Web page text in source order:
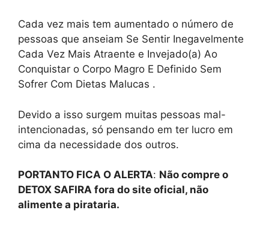
Cada vez mais tem aumentado o número de
pessoas que anseiam Se Sentir Inegavelmente
Cada Vez Mais Atraente e Invejado(a) Ao
Conquistar o Corpo Magro E Definido Sem
Sofrer Com Dietas Malucas .
Devido a isso surgem muitas pessoas mal-
intencionadas, só pensando em ter lucro em
cima da necessidade dos outros.
PORTANTO FICA O ALERTA: Não compre o
DETOX SAFIRA fora do site oficial, não
alimente a pirataria.